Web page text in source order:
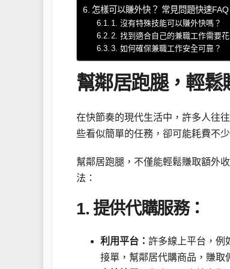
怎樣可以賺外快？ 常見問題快速FAQ
1. 沒有特殊技能可以賺外快嗎？
2. 找到適合自己的兼職工作需要
3. 如何確保兼職工作安全可靠？
幫鄰居跑腿，輕鬆
在快節奏的現代生活中，許多人往
些看似簡單的任務，卻可能耗費不
幫鄰居跑腿，不僅能輕鬆賺取額外
法：
1. 提供代購服務：
利用平台： 許多線上平台，例
接單，幫鄰居代購商品，賺取